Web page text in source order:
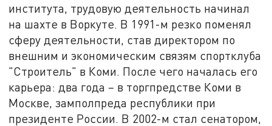
института, трудовую деятельность начинал
на шахте в Воркуте. В 1991-м резко поменял
сферу деятельности, став директором по
внешним и экономическим связям спортклуба
"Строитель" в Коми. После чего началась его
карьера: два года – в торгпредстве Коми в
Москве, замполпреда республики при
президенте России. В 2002-м стал сенатором,